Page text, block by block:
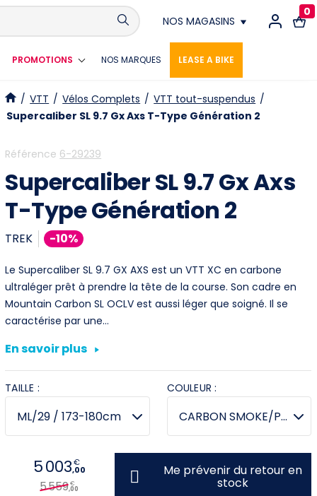
NOS MAGASINS
Annemasse
Divonne-les-bains
Connexion
E-MAIL Obligatoire
S'identifier
Créez votre compte
0
PROMOTIONS NOS MARQUES LEASE A BIKE
/ VTT / Vélos Complets / VTT tout-suspendus /
Supercaliber SL 9.7 Gx Axs T-Type Génération 2
Référence 6-29239
Supercaliber SL 9.7 Gx Axs
T-Type Génération 2
TREK -10%
Le Supercaliber SL 9.7 GX AXS est un VTT XC en carbone
ultraléger prêt à prendre la tête de la course. Son cadre en
Mountain Carbon SL OCLV est aussi léger que soigné. Il se
caractérise par une…
En savoir plus
TAILLE : COULEUR :
5 003,00
€
5 559,00
€
Me prévenir du retour en
stock